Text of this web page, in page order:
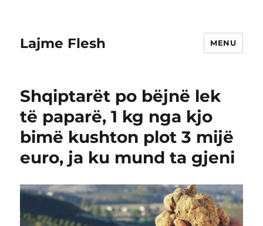
Lajme Flesh MENU
Shqiptarët po bëjnë lek
të paparë, 1 kg nga kjo
bimë kushton plot 3 mijë
euro, ja ku mund ta gjeni